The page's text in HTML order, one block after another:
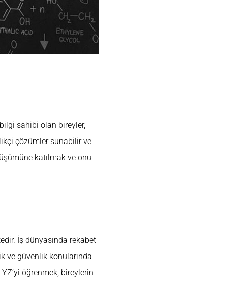
sahibi olan bireyler,
çözümler sunabilir ve
katılmak ve onu
İş dünyasında rekabet
ve güvenlik konularında
öğrenmek, bireylerin